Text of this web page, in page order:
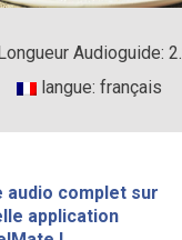
Audioguide:
langue: français
audio complet sur
application